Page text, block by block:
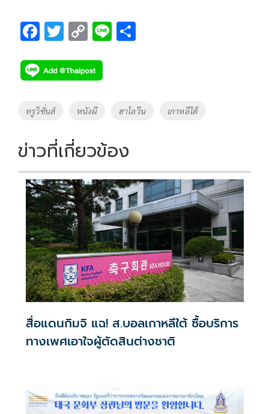
F
e
b
o
k
T
tt
er
C
p
y
Li
k
Li
Tags
ทรูวิชั่นส์ หนังผี ฮาโลวีน เกาหลีใต้
ข่าวที่เกี่ยวข้อง
สื่อแดนกิมจิ แฉ! ส.บอลเกาหลีใต้ ซื้อบริการ
ทางเพศเอาใจผู้ตัดสินต่างชาติ